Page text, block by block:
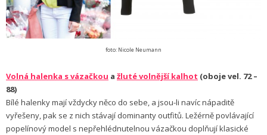
foto: Nicole Neumann
Volná halenka s vázačkou a žluté volnější kalhot (oboje vel. 72 –
88)
Bílé halenky mají vždycky něco do sebe, a jsou-li navíc nápaditě
vyřešeny, pak se z nich stávají dominanty outfitů. Ležérně povlávající
popelínový model s nepřehlédnutelnou vázačkou doplňují klasické